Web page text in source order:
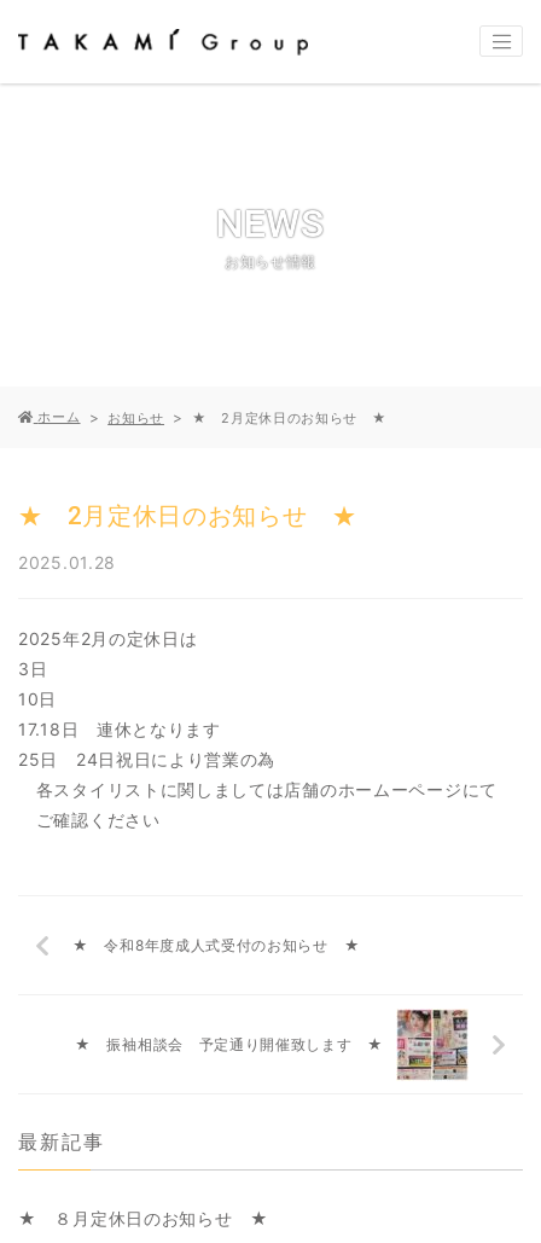
NEWS
お知らせ情報
ホーム お知らせ ★ 2月定休日のお知らせ ★
★ 2月定休日のお知らせ ★
2025.01.28
2025年2月の定休日は
3日
10日
17.18日 連休となります
25日 24日祝日により営業の為
各スタイリストに関しましては店舗のホームーページにて
ご確認ください
★ 令和8年度成人式受付のお知らせ ★
★ 振袖相談会 予定通り開催致します ★
最新記事
★ ８月定休日のお知らせ ★